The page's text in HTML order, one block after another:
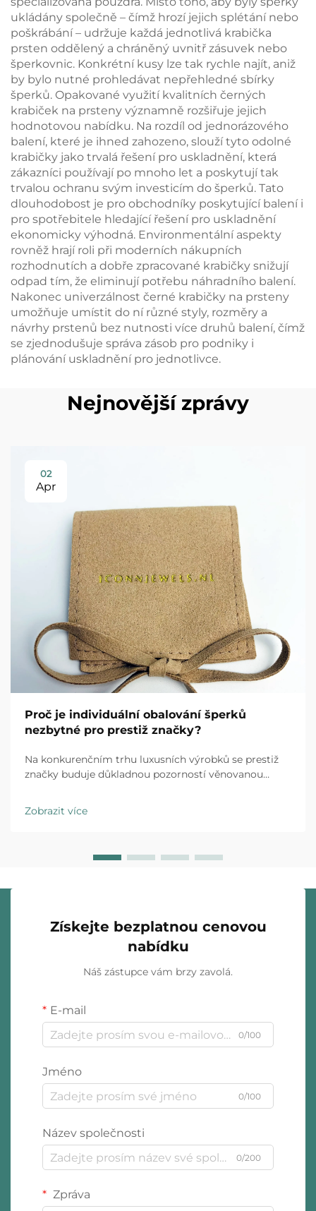
ukládány společně – čímž hrozí jejich splétání nebo
poškrábání – udržuje každá jednotlivá krabička
prsten oddělený a chráněný uvnitř zásuvek nebo
šperkovnic. Konkrétní kusy lze tak rychle najít, aniž
by bylo nutné prohledávat nepřehledné sbírky
šperků. Opakované využití kvalitních černých
krabiček na prsteny významně rozšiřuje jejich
hodnotovou nabídku. Na rozdíl od jednorázového
balení, které je ihned zahozeno, slouží tyto odolné
krabičky jako trvalá řešení pro uskladnění, která
zákazníci používají po mnoho let a poskytují tak
trvalou ochranu svým investicím do šperků. Tato
dlouhodobost je pro obchodníky poskytující balení i
pro spotřebitele hledající řešení pro uskladnění
ekonomicky výhodná. Environmentální aspekty
rovněž hrají roli při moderních nákupních
rozhodnutích a dobře zpracované krabičky snižují
odpad tím, že eliminují potřebu náhradního balení.
Nakonec univerzálnost černé krabičky na prsteny
umožňuje umístit do ní různé styly, rozměry a
návrhy prstenů bez nutnosti více druhů balení, čímž
se zjednodušuje správa zásob pro podniky i
plánování uskladnění pro jednotlivce.
Nejnovější zprávy
02
Apr
Proč je individuální obalování šperků
nezbytné pro prestiž značky?
Na konkurenčním trhu luxusních výrobků se prestiž
značky buduje důkladnou pozorností věnovanou
šperků představuje první fyzickou interakci mezi vaší
značkou a zákazníkem. Zážitek z rozbalení…
Zobrazit více
Získejte bezplatnou cenovou
nabídku
Náš zástupce vám brzy zavolá.
E-mail
0/100
Jméno
0/100
Název společnosti
0/200
Zpráva